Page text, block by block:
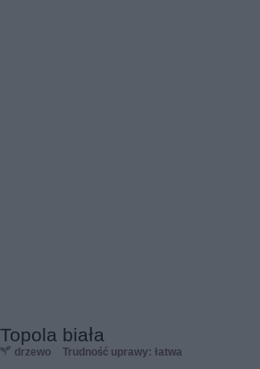
Topola biała
drzewo Trudność uprawy: łatwa